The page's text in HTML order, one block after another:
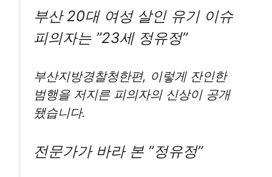
부산 20대 여성 살인 유기 이슈
피의자는 ”23세 정유정”
부산지방경찰청한편, 이렇게 잔인한
범행을 저지른 피의자의 신상이 공개
됐습니다.
전문가가 바라 본 ”정유정”